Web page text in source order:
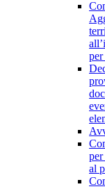
per
al